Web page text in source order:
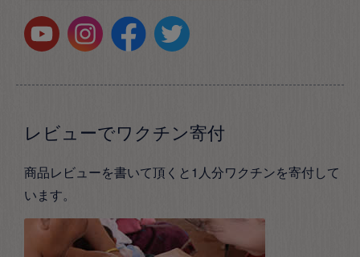
レビューでワクチン寄付
商品レビューを書いて頂くと1人分ワクチンを寄付して
います。